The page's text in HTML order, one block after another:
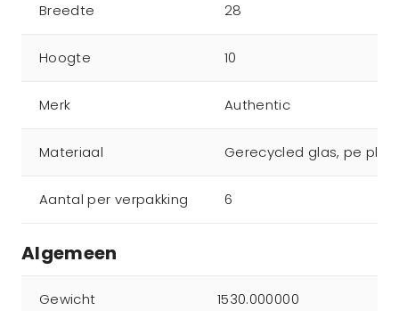
Breedte 28
Hoogte 10
Merk Authentic
Materiaal Gerecycled glas, pe
Aantal per verpakking 6
Algemeen
Gewicht 1530.000000